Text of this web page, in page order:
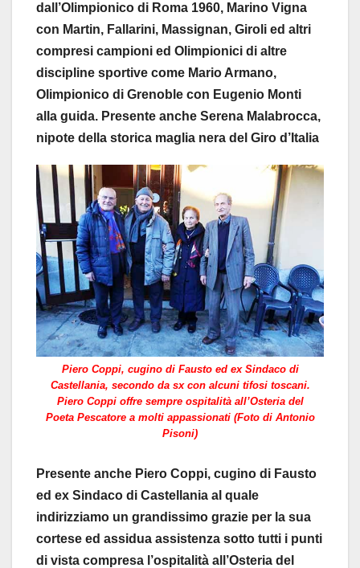
dall’Olimpionico di Roma 1960, Marino Vigna
con Martin, Fallarini, Massignan, Giroli ed altri
compresi campioni ed Olimpionici di altre
discipline sportive come Mario Armano,
Olimpionico di Grenoble con Eugenio Monti
alla guida. Presente anche Serena Malabrocca,
nipote della storica maglia nera del Giro d’Italia
Piero Coppi, cugino di Fausto ed ex Sindaco di
Castellania, secondo da sx con alcuni tifosi toscani.
Piero Coppi offre sempre ospitalità all’Osteria del
Poeta Pescatore a molti appassionati (Foto di Antonio
Pisoni)
Presente anche Piero Coppi, cugino di Fausto
ed ex Sindaco di Castellania al quale
indirizziamo un grandissimo grazie per la sua
cortese ed assidua assistenza sotto tutti i punti
di vista compresa l’ospitalità all’Osteria del